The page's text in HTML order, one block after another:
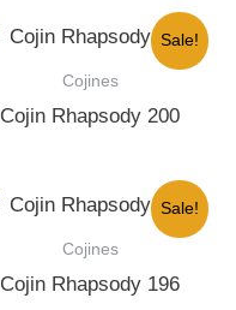
Sale!
Cojines
Cojin Rhapsody 200
Sale!
Cojines
Cojin Rhapsody 196